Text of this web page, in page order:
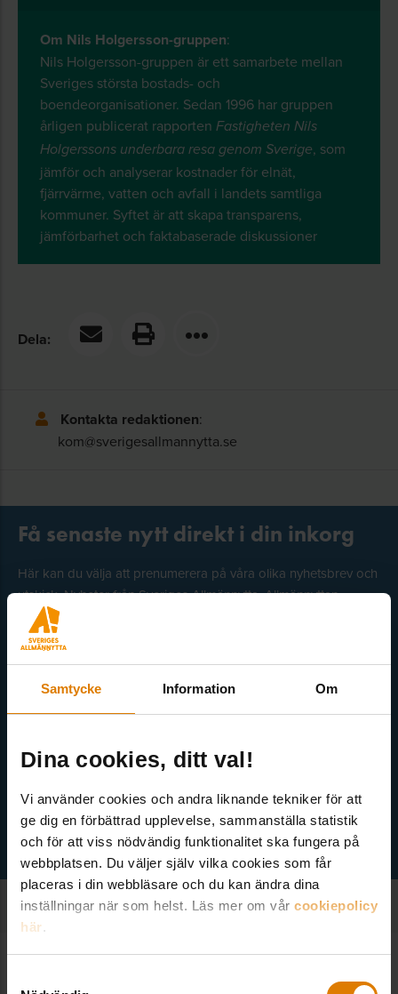
Samtycke Information Om
Dina cookies, ditt val!
Vi använder cookies och andra liknande tekniker för att
ge dig en förbättrad upplevelse, sammanställa statistik
och för att viss nödvändig funktionalitet ska fungera på
webbplatsen. Du väljer själv vilka cookies som får
placeras i din webbläsare och du kan ändra dina
inställningar när som helst. Läs mer om vår cookiepolicy
här.
Om Nils Holgersson-gruppen:
Nils Holgersson-gruppen är ett samarbete mellan
Sveriges största bostads- och
boendeorganisationer. Sedan 1996 har gruppen
årligen publicerat rapporten Fastigheten Nils
Holgerssons underbara resa genom Sverige, som
jämför och analyserar kostnader för elnät,
fjärrvärme, vatten och avfall i landets samtliga
kommuner. Syftet är att skapa transparens,
jämförbarhet och faktabaserade diskussioner
Dela:
Kontakta redaktionen:
kom@sverigesallmannytta.se
Få senaste nytt direkt i din inkorg
Här kan du välja att prenumerera på våra olika nyhetsbrev och
utskick. Nyheter från Sveriges Allmännytta, Allmännyttan
Akademi, Allmännyttans Klimatinitiativ och för dig som är
medlem finns även nyhetsbrev inom olika ämnen.
Gröna nyhetsbrevet
Fler notiser SE ALLA NOTISER